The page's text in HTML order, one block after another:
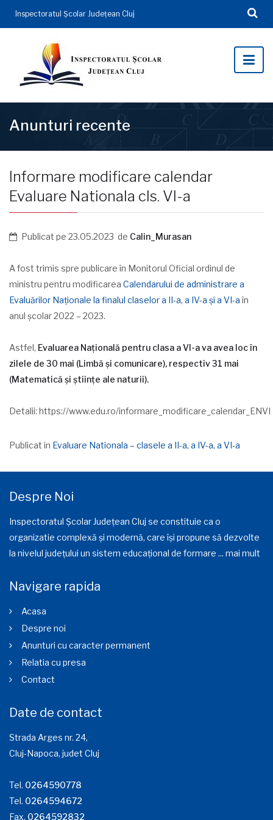
Inspectoratul Şcolar Județean Cluj
Anunturi recente
Informare modificare calendar
Evaluare Nationala cls. VI-a
Publicat pe 23.05.2023 de Calin_Murasan
A fost trimis spre publicare în Monitorul Oficial ordinul de
ministru pentru modificarea Calendarului de administrare a
Evaluărilor Naționale la finalul claselor a II-a, a IV-a și a VI-aîn
anul școlar 2022 – 2023.
Astfel, Evaluarea Națională pentru clasa a VI-a va avea loc în
zilele de 30 mai (Limbă și comunicare), respectiv 31 mai
(Matematică și științe ale naturii).
Detalii: https://www.edu.ro/informare_modificare_calendar_ENVI
Publicat in Evaluare Nationala – clasele a II-a, a IV-a, a VI-a
Despre Noi
Inspectoratul Școlar Județean Cluj se constituie ca o
organizatie complexă și modernă, care își propune să dezvolte
la nivelul județului un sistem educațional de formare ... mai mult
Navigare rapida
Acasa
Despre noi
Anunturi cu caracter permanent
Relatia cu presa
Contact
Date de contact
Strada Arges nr. 24,
Cluj-Napoca, judet Cluj
Tel. 0264590778
Tel. 0264594672
Fax. 0264592832